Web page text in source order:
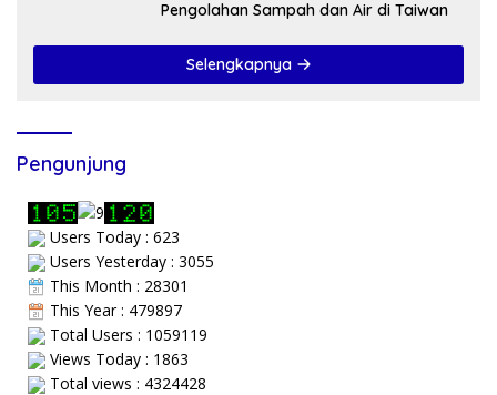
Pengolahan Sampah dan Air di Taiwan
Selengkapnya
Pengunjung
Users Today : 623
Users Yesterday : 3055
This Month : 28301
This Year : 479897
Total Users : 1059119
Views Today : 1863
Total views : 4324428